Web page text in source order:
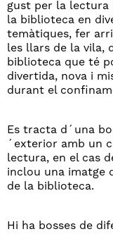
gust per la lectura
la biblioteca en
temàtiques, fer
les llars de la vila,
biblioteca que té
divertida, nova i
durant el
Es tracta d´una
´exterior amb un
lectura, en el cas
inclou una imatge
de la biblioteca.
Hi ha bosses de